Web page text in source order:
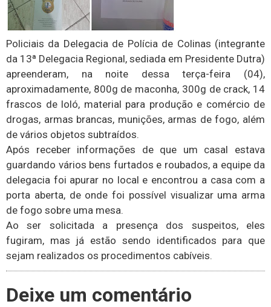
Policiais da Delegacia de Polícia de Colinas (integrante
da 13ª Delegacia Regional, sediada em Presidente Dutra)
apreenderam, na noite dessa terça-feira (04),
aproximadamente, 800g de maconha, 300g de crack, 14
frascos de loló, material para produção e comércio de
drogas, armas brancas, munições, armas de fogo, além
de vários objetos subtraídos.
Após receber informações de que um casal estava
guardando vários bens furtados e roubados, a equipe da
delegacia foi apurar no local e encontrou a casa com a
porta aberta, de onde foi possível visualizar uma arma
de fogo sobre uma mesa.
Ao ser solicitada a presença dos suspeitos, eles
fugiram, mas já estão sendo identificados para que
sejam realizados os procedimentos cabíveis.
Deixe um comentário